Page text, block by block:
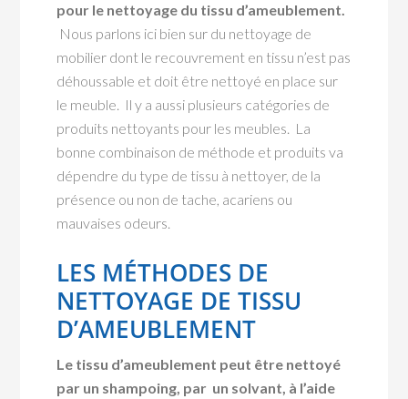
pour le nettoyage du tissu d’ameublement.
Nous parlons ici bien sur du nettoyage de
mobilier dont le recouvrement en tissu n’est pas
déhoussable et doit être nettoyé en place sur
le meuble. Il y a aussi plusieurs catégories de
produits nettoyants pour les meubles. La
bonne combinaison de méthode et produits va
dépendre du type de tissu à nettoyer, de la
présence ou non de tache, acariens ou
mauvaises odeurs.
LES MÉTHODES DE
NETTOYAGE DE TISSU
D’AMEUBLEMENT
Le tissu d’ameublement peut être nettoyé
par un shampoing, par un solvant, à l’aide